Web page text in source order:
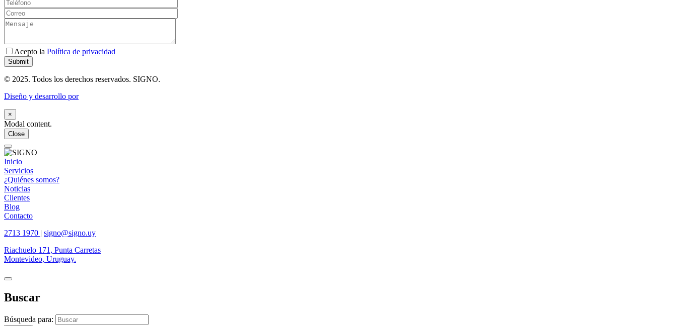
Acepto la Política de privacidad
© 2025. Todos los derechos reservados. SIGNO.
Diseño y desarrollo por
×
Modal content.
Close
Inicio
Servicios
¿Quiénes somos?
Noticias
Clientes
Blog
Contacto
2713 1970 | signo@signo.uy
Riachuelo 171, Punta Carretas
Montevideo, Uruguay.
Buscar
Búsqueda para: